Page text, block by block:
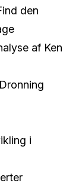
den
af Ken
i